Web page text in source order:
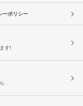
ーポリシー
す!